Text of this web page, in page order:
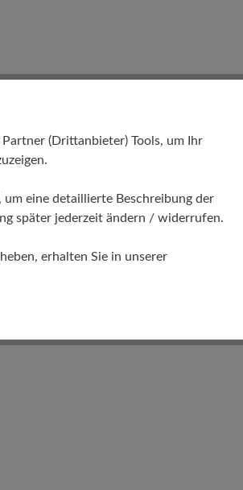
(Drittanbieter) Tools, um Ihr
um eine detaillierte Beschreibung der
später jederzeit ändern / widerrufen.
erhalten Sie in unserer